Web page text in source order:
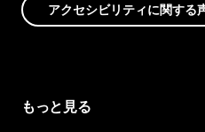
アクセシビリティに関する
もっと見る